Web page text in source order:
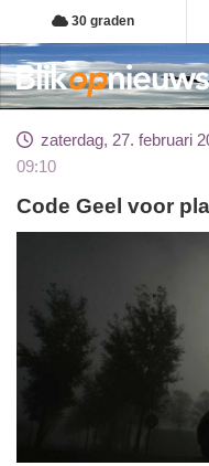
Overslaan
en
naar
de
gaan
30 graden
zaterdag, 27. februari
09:10
Code Geel voor